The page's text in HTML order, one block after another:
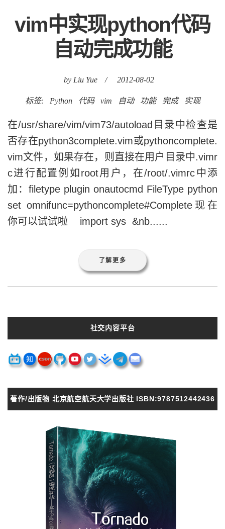
vim中实现python代码
自动完成功能
by Liu Yue / 2012-08-02
标签: Python 代码 vim 自动 功能 完成 实现
在/usr/share/vim/vim73/autoload目录中检查是
否存在python3complete.vim或pythoncomplete.
vim文件，如果存在，则直接在用户目录中.vimr
c进行配置例如root用户，在/root/.vimrc中添
加：filetype plugin onautocmd FileType python
set omnifunc=pythoncomplete#Complete现在
你可以试试啦 import sys &nb......
了解更多
社交内容平台
著作/出版物 北京航空航天大学出版社 ISBN:9787512442436